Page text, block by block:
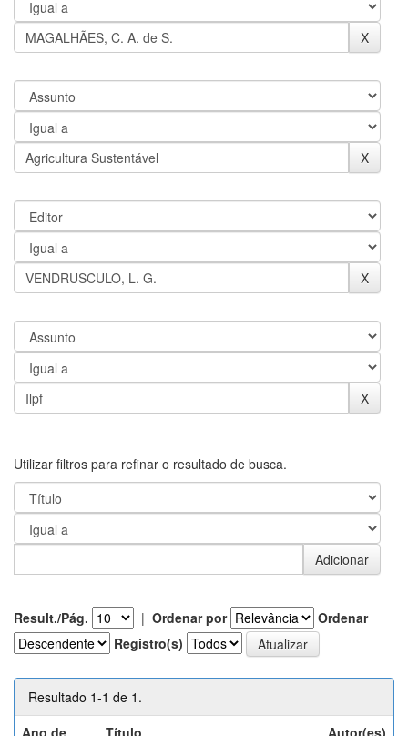
Utilizar filtros para refinar o resultado de busca.
Result./Pág. | Ordenar por
Ordenar
Registro(s)
Resultado 1-1 de 1.
Ano de
Título Autor(es)